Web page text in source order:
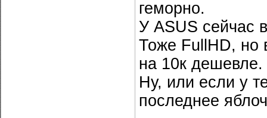
геморно.
У ASUS сейчас
Тоже FullHD, но
на 10к дешевле.
Ну, или если у
последнее